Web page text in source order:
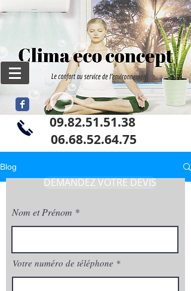
09.82.51.51.38
06.68.52.64.75
Blog
DEMANDEZ VOTRE DEVIS
Nom et Prénom
Votre numéro de téléphone